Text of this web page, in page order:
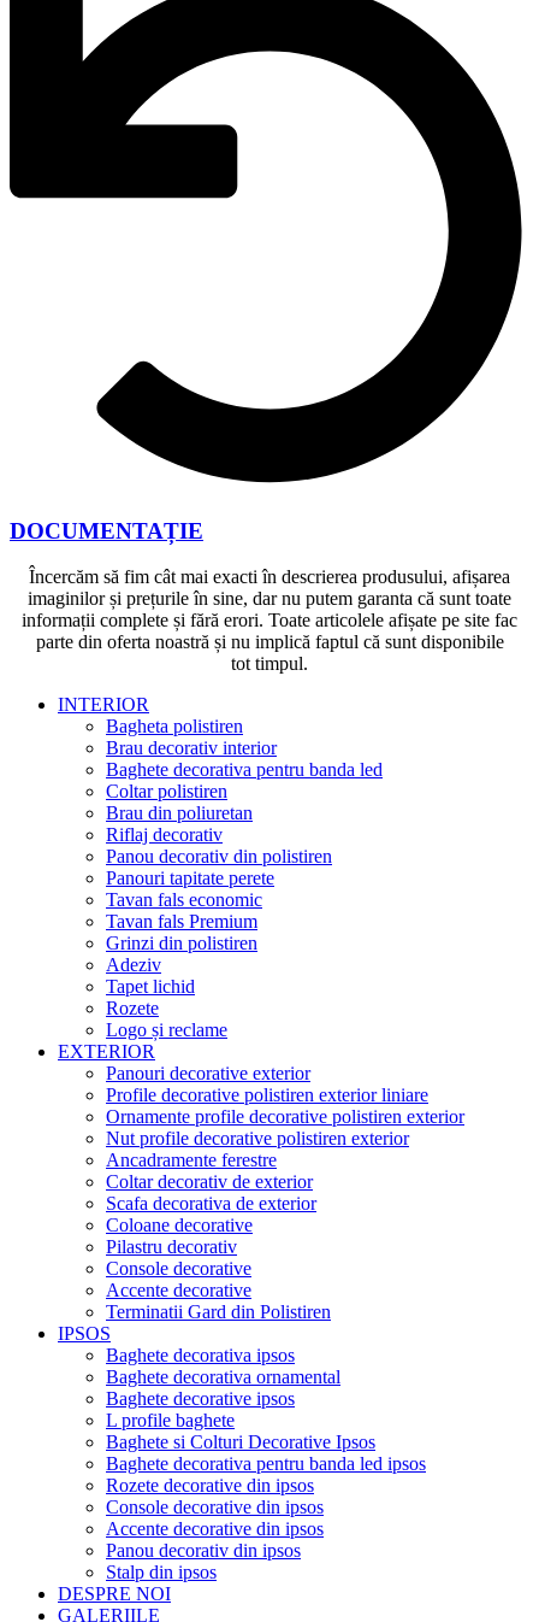
DOCUMENTAȚIE
Încercăm să fim cât mai exacti în descrierea produsului, afișarea
imaginilor și prețurile în sine, dar nu putem garanta că sunt toate
informații complete și fără erori. Toate articolele afișate pe site fac
parte din oferta noastră și nu implică faptul că sunt disponibile
tot timpul.
INTERIOR
Bagheta polistiren
Brau decorativ interior
Baghete decorativa pentru banda led
Coltar polistiren
Brau din poliuretan
Riflaj decorativ
Panou decorativ din polistiren
Panouri tapitate perete
Tavan fals economic
Tavan fals Premium
Grinzi din polistiren
Adeziv
Tapet lichid
Rozete
Logo și reclame
EXTERIOR
Panouri decorative exterior
Profile decorative polistiren exterior liniare
Ornamente profile decorative polistiren exterior
Nut profile decorative polistiren exterior
Ancadramente ferestre
Coltar decorativ de exterior
Scafa decorativa de exterior
Coloane decorative
Pilastru decorativ
Console decorative
Accente decorative
Terminatii Gard din Polistiren
IPSOS
Baghete decorativa ipsos
Baghete decorativa ornamental
Baghete decorative ipsos
L profile baghete
Baghete si Colturi Decorative Ipsos
Baghete decorativa pentru banda led ipsos
Rozete decorative din ipsos
Console decorative din ipsos
Accente decorative din ipsos
Panou decorativ din ipsos
Stalp din ipsos
DESPRE NOI
GALERIILE